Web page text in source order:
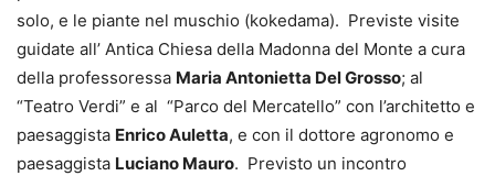
solo, e le piante nel muschio (kokedama). Previste visite
guidate all’ Antica Chiesa della Madonna del Monte a cura
della professoressa Maria Antonietta Del Grosso; al
“Teatro Verdi” e al “Parco del Mercatello” con l’architetto e
paesaggista Enrico Auletta, e con il dottore agronomo e
paesaggista Luciano Mauro. Previsto un incontro